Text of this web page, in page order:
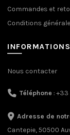
Commandes et
Conditions
INFORMATIONS
Nous contacter
Téléphone :
Adresse de
Cantepie, 50500